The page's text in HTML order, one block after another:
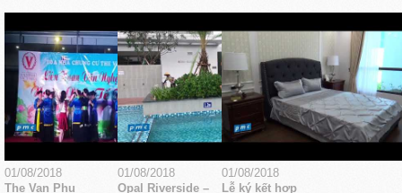
01/08/2018
The Van Phu
01/08/2018
Opal Riverside –
01/08/2018
Lễ ký kết hợp